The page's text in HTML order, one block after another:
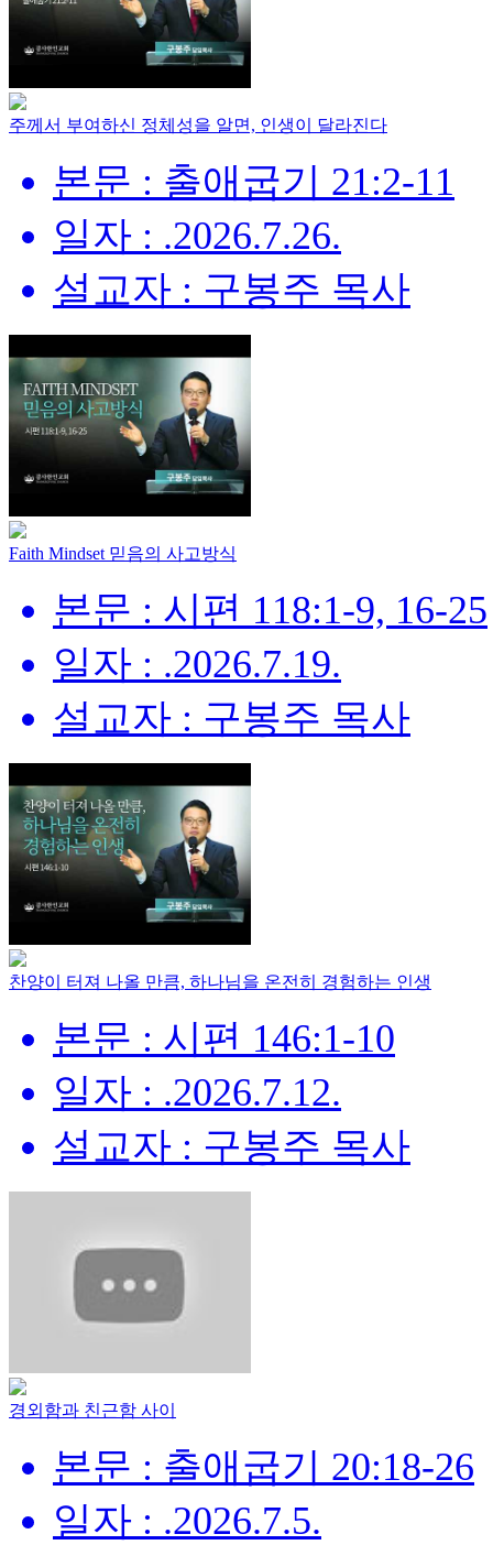
주께서 부여하신 정체성을 알면, 인생이 달라진다
본문 : 출애굽기 21:2-11
일자 : .2026.7.26.
설교자 : 구봉주 목사
Faith Mindset 믿음의 사고방식
본문 : 시편 118:1-9, 16-25
일자 : .2026.7.19.
설교자 : 구봉주 목사
찬양이 터져 나올 만큼, 하나님을 온전히 경험하는 인생
본문 : 시편 146:1-10
일자 : .2026.7.12.
설교자 : 구봉주 목사
경외함과 친근함 사이
본문 : 출애굽기 20:18-26
일자 : .2026.7.5.